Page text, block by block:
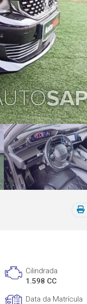
Cilindrada
1.598 CC
Data da Matrícula